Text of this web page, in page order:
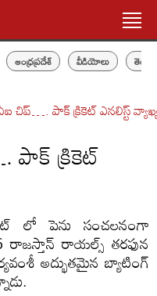
ఆంధ్రప్రదేశ్ వీడియోలు
చిప్…. పాక్ క్రికెట్ ఎనలిస్ట్
పాక్ క్రికెట్
లో పెను సంచలనంగా
రాయ‌ల్స్ తరఫున
అద్భుతమైన బ్యాటింగ్